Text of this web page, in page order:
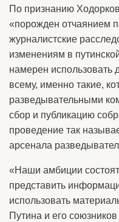
По признанию
«порожден отчаянием
журналистские
изменениям в
намерен использовать
всему, именно такие,
разведывательными
сбор и публикацию
проведение так
арсенала
«Наши амбиции
представить
использовать
Путина и его